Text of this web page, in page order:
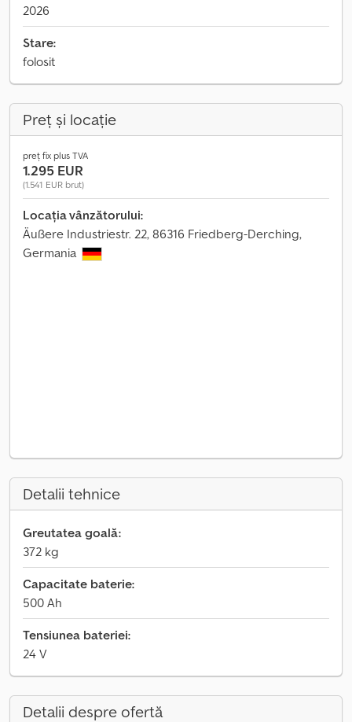
2026
Stare:
folosit
Preț și locație
preț fix plus TVA
1.295 EUR
(1.541 EUR brut)
Locația vânzătorului:
Äußere Industriestr. 22, 86316 Friedberg-Derching,
Germania
Detalii tehnice
Greutatea goală:
372 kg
Capacitate baterie:
500 Ah
Tensiunea bateriei:
24 V
Detalii despre ofertă